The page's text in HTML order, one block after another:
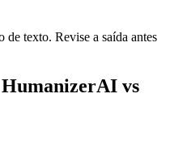
texto. Revise a saída antes
vs